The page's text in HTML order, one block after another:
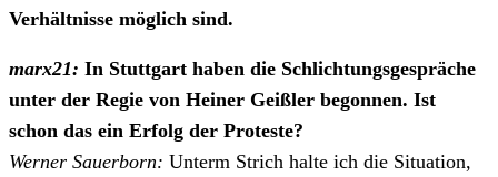
Verhältnisse möglich sind.
marx21: In Stuttgart haben die Schlichtungsgespräche
unter der Regie von Heiner Geißler begonnen. Ist
schon das ein Erfolg der Proteste?
Werner Sauerborn: Unterm Strich halte ich die Situation,